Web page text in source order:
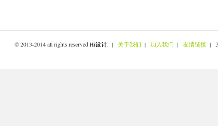
© 2013-2014 all rights reservedHi设计. | 关于我们 | 加入我们 | 友情链接 |